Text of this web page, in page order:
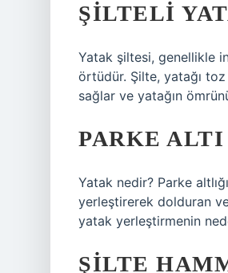
ŞILTELI
Yatak şiltesi, genellikle
örtüdür. Şilte, yatağı
sağlar ve yatağın
PARKE
Yatak nedir? Parke
yerleştirerek dolduran
yatak yerleştirmenin
ŞILTE